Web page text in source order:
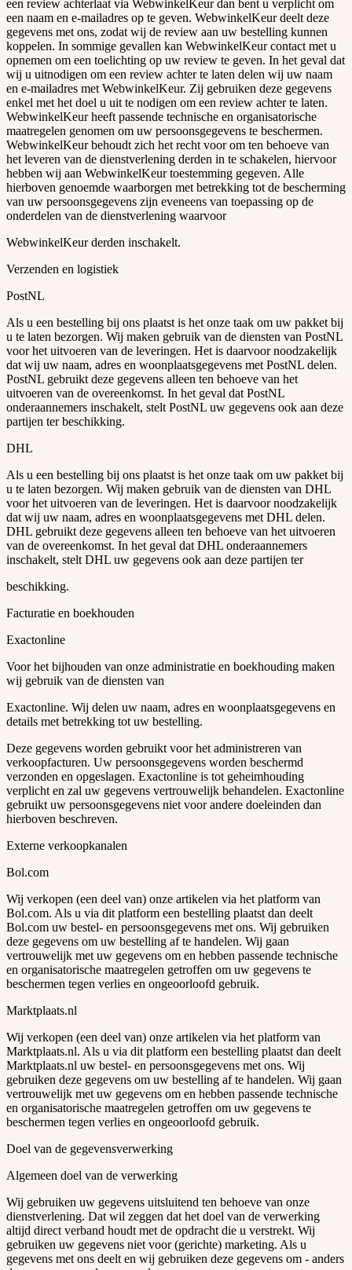
een review achterlaat via WebwinkelKeur dan bent u verplicht om
een naam en e-mailadres op te geven. WebwinkelKeur deelt deze
gegevens met ons, zodat wij de review aan uw bestelling kunnen
koppelen. In sommige gevallen kan WebwinkelKeur contact met u
opnemen om een toelichting op uw review te geven. In het geval dat
wij u uitnodigen om een review achter te laten delen wij uw naam
en e-mailadres met WebwinkelKeur. Zij gebruiken deze gegevens
enkel met het doel u uit te nodigen om een review achter te laten.
WebwinkelKeur heeft passende technische en organisatorische
maatregelen genomen om uw persoonsgegevens te beschermen.
WebwinkelKeur behoudt zich het recht voor om ten behoeve van
het leveren van de dienstverlening derden in te schakelen, hiervoor
hebben wij aan WebwinkelKeur toestemming gegeven. Alle
hierboven genoemde waarborgen met betrekking tot de bescherming
van uw persoonsgegevens zijn eveneens van toepassing op de
onderdelen van de dienstverlening waarvoor
WebwinkelKeur derden inschakelt.
Verzenden en logistiek
PostNL
Als u een bestelling bij ons plaatst is het onze taak om uw pakket bij
u te laten bezorgen. Wij maken gebruik van de diensten van PostNL
voor het uitvoeren van de leveringen. Het is daarvoor noodzakelijk
dat wij uw naam, adres en woonplaatsgegevens met PostNL delen.
PostNL gebruikt deze gegevens alleen ten behoeve van het
uitvoeren van de overeenkomst. In het geval dat PostNL
onderaannemers inschakelt, stelt PostNL uw gegevens ook aan deze
partijen ter beschikking.
DHL
Als u een bestelling bij ons plaatst is het onze taak om uw pakket bij
u te laten bezorgen. Wij maken gebruik van de diensten van DHL
voor het uitvoeren van de leveringen. Het is daarvoor noodzakelijk
dat wij uw naam, adres en woonplaatsgegevens met DHL delen.
DHL gebruikt deze gegevens alleen ten behoeve van het uitvoeren
van de overeenkomst. In het geval dat DHL onderaannemers
inschakelt, stelt DHL uw gegevens ook aan deze partijen ter
beschikking.
Facturatie en boekhouden
Exactonline
Voor het bijhouden van onze administratie en boekhouding maken
wij gebruik van de diensten van
Exactonline. Wij delen uw naam, adres en woonplaatsgegevens en
details met betrekking tot uw bestelling.
Deze gegevens worden gebruikt voor het administreren van
verkoopfacturen. Uw persoonsgegevens worden beschermd
verzonden en opgeslagen. Exactonline is tot geheimhouding
verplicht en zal uw gegevens vertrouwelijk behandelen. Exactonline
gebruikt uw persoonsgegevens niet voor andere doeleinden dan
hierboven beschreven.
Externe verkoopkanalen
Bol.com
Wij verkopen (een deel van) onze artikelen via het platform van
Bol.com. Als u via dit platform een bestelling plaatst dan deelt
Bol.com uw bestel- en persoonsgegevens met ons. Wij gebruiken
deze gegevens om uw bestelling af te handelen. Wij gaan
vertrouwelijk met uw gegevens om en hebben passende technische
en organisatorische maatregelen getroffen om uw gegevens te
beschermen tegen verlies en ongeoorloofd gebruik.
Marktplaats.nl
Wij verkopen (een deel van) onze artikelen via het platform van
Marktplaats.nl. Als u via dit platform een bestelling plaatst dan deelt
Marktplaats.nl uw bestel- en persoonsgegevens met ons. Wij
gebruiken deze gegevens om uw bestelling af te handelen. Wij gaan
vertrouwelijk met uw gegevens om en hebben passende technische
en organisatorische maatregelen getroffen om uw gegevens te
beschermen tegen verlies en ongeoorloofd gebruik.
Doel van de gegevensverwerking
Algemeen doel van de verwerking
Wij gebruiken uw gegevens uitsluitend ten behoeve van onze
dienstverlening. Dat wil zeggen dat het doel van de verwerking
altijd direct verband houdt met de opdracht die u verstrekt. Wij
gebruiken uw gegevens niet voor (gerichte) marketing. Als u
gegevens met ons deelt en wij gebruiken deze gegevens om - anders